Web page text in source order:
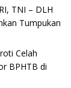
TNI – DLH
Tumpukan
Celah
BPHTB di